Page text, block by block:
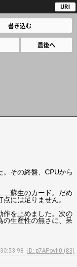
URI
書き込む
最後へ
その終盤、CPUから
＿蘇生のカード。だめ
には足りません。
作を止めました。次の
の生産性の無さに、呆
ID: p7APovfi0 (83)